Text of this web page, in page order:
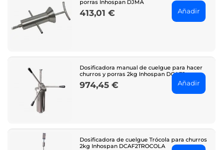
porras Inhospan DJMA
Price
413,01 € Añadir
Dosificadora manual de cuelgue para hacer
churros y porras 2kg Inhospan DCAF2
Price
974,45 € Añadir
Dosificadora de cuelgue Trócola para churros
2kg Inhospan DCAF2TROCOLA